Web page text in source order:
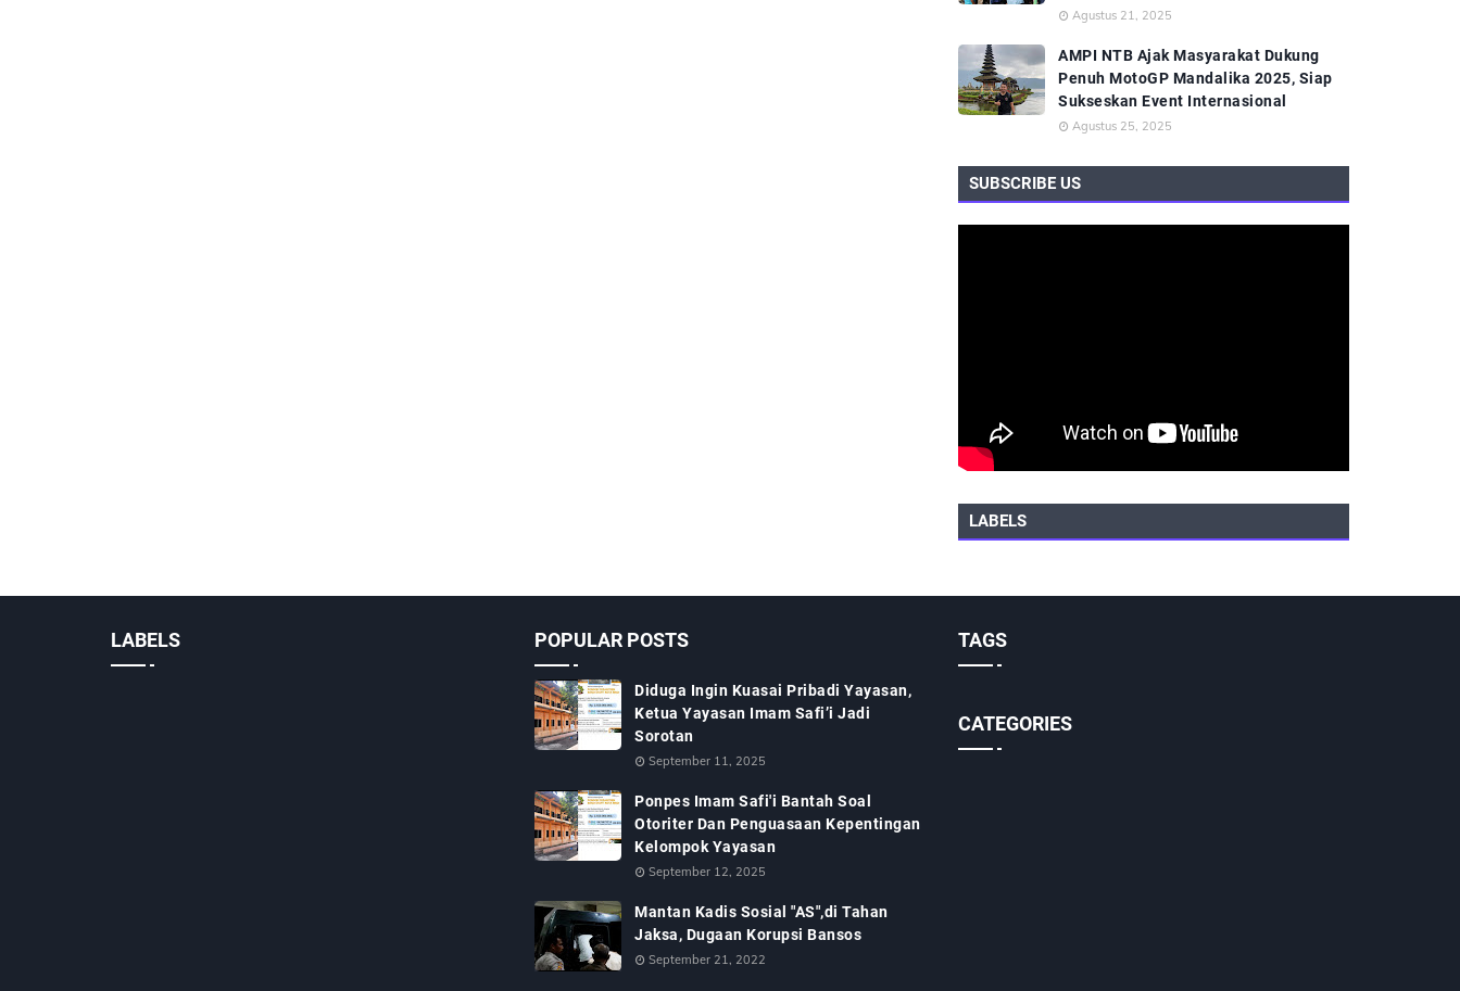
Agustus 21, 2025
AMPI NTB Ajak Masyarakat Dukung
Penuh MotoGP Mandalika 2025, Siap
Sukseskan Event Internasional
Agustus 25, 2025
SUBSCRIBE US
LABELS
LABELS POPULAR POSTS
Diduga Ingin Kuasai Pribadi Yayasan,
Ketua Yayasan Imam Safi’i Jadi
Sorotan
September 11, 2025
Ponpes Imam Safi'i Bantah Soal
Otoriter Dan Penguasaan Kepentingan
Kelompok Yayasan
September 12, 2025
Mantan Kadis Sosial "AS",di Tahan
Jaksa, Dugaan Korupsi Bansos
September 21, 2022
TAGS
CATEGORIES